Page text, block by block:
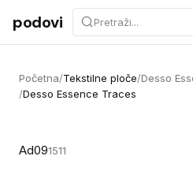
Preskoči na sadržaj
podovi
Početna/Tekstilne ploče/Desso
/Desso Essence Traces
Ad091511